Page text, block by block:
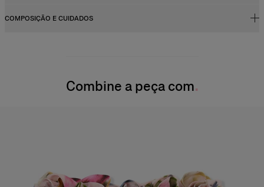
Cintura alta e modelagem pantalona extralarga
COMPOSIÇÃO E CUIDADOS
Lave somente a secoCombine a peça com